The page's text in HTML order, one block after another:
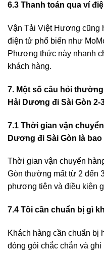
6.3 Thanh toán qua ví
Vận Tải Việt Hương cũng
điện tử phổ biến như
Phương thức này nhanh
khách hàng.
7. Một số câu hỏi
Hải Dương đi Sài Gòn 2-
7.1 Thời gian vận
Dương đi Sài Gòn là
Thời gian vận chuyển
Gòn thường mất từ 2 đến
phương tiện và điều kiện
7.4 Tôi cần chuẩn bị gì
Khách hàng cần chuẩn bị
đóng gói chắc chắn và